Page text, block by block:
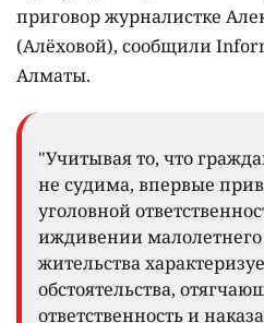
приговор журналистке
(Алёховой), сообщили
Алматы.
"Учитывая то, что
не судима, впервые
уголовной
иждивении малолетнего
жительства
обстоятельства,
ответственность и